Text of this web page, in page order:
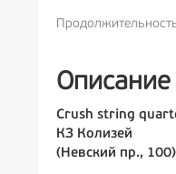
Описание
Crush string
КЗ Колизей
(Невский пр., 100)